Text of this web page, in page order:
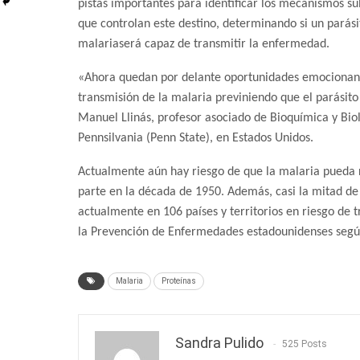
pistas importantes para identificar los mecanismos
que controlan este destino, determinando si un
malariaserá capaz de transmitir la enfermedad.
«Ahora quedan por delante oportunidades
transmisión de la malaria previniendo que el
Manuel Llinás, profesor asociado de Bioquímica y
Pennsilvania (Penn State), en Estados Unidos.
Actualmente aún hay riesgo de que la malaria
parte en la década de 1950. Además, casi la mitad
actualmente en 106 países y territorios en riesgo de
la Prevención de Enfermedades estadounidenses
Malaria Proteínas
Sandra Pulido 525 Posts